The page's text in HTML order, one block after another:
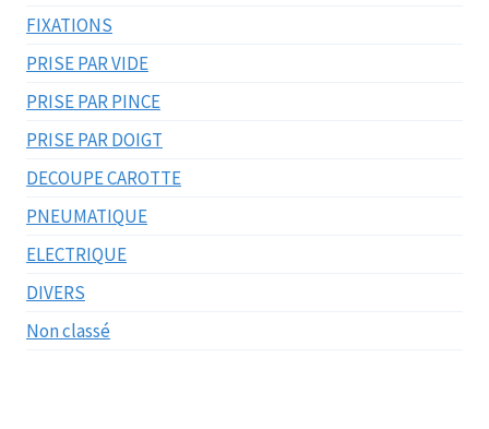
FIXATIONS
PRISE PAR VIDE
PRISE PAR PINCE
PRISE PAR DOIGT
DECOUPE CAROTTE
PNEUMATIQUE
ELECTRIQUE
DIVERS
Non classé